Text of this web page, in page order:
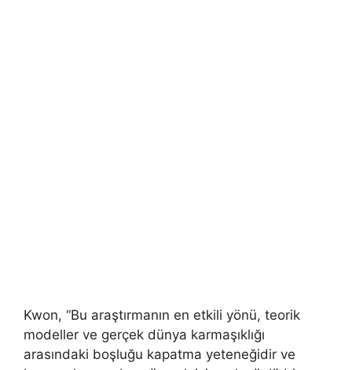
Kwon, “Bu araştırmanın en etkili yönü, teorik
modeller ve gerçek dünya karmaşıklığı
arasındaki boşluğu kapatma yeteneğidir ve